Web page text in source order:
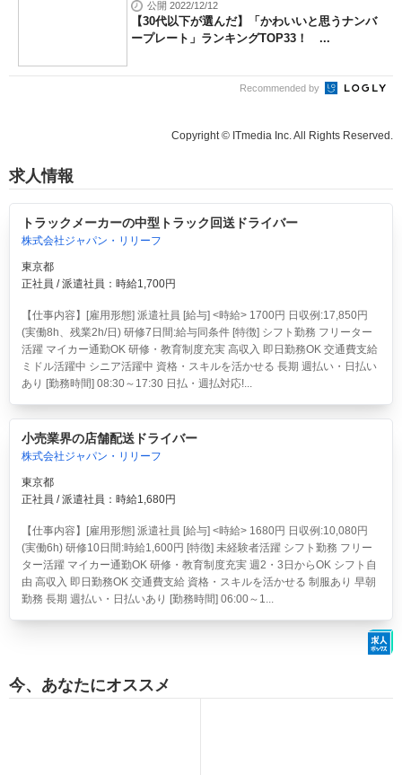
公開 2022/12/12
【30代以下が選んだ】「かわいいと思うナンバ
ープレート」ランキングTOP33！ ...
Recommended by
Copyright © ITmedia Inc. All Rights Reserved.
求人情報
トラックメーカーの中型トラック回送ドライバー
株式会社ジャパン・リリーフ
東京都
正社員 / 派遣社員：時給1,700円
【仕事内容】[雇用形態] 派遣社員 [給与] <時給> 1700円 日収例:17,850円
(実働8h、残業2h/日) 研修7日間:給与同条件 [特徴] シフト勤務 フリーター
活躍 マイカー通勤OK 研修・教育制度充実 高収入 即日勤務OK 交通費支給
ミドル活躍中 シニア活躍中 資格・スキルを活かせる 長期 週払い・日払い
あり [勤務時間] 08:30～17:30 日払・週払対応!...
小売業界の店舗配送ドライバー
株式会社ジャパン・リリーフ
東京都
正社員 / 派遣社員：時給1,680円
【仕事内容】[雇用形態] 派遣社員 [給与] <時給> 1680円 日収例:10,080円
(実働6h) 研修10日間:時給1,600円 [特徴] 未経験者活躍 シフト勤務 フリー
ター活躍 マイカー通勤OK 研修・教育制度充実 週2・3日からOK シフト自
由 高収入 即日勤務OK 交通費支給 資格・スキルを活かせる 制服あり 早朝
勤務 長期 週払い・日払いあり [勤務時間] 06:00～1...
今、あなたにオススメ